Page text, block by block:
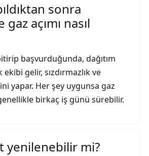
sonra
açımı nasıl
başvurduğunda, dağıtım
gelir, sızdırmazlık ve
yapar. Her şey uygunsa gaz
birkaç iş günü sürebilir.
yenilenebilir mi?